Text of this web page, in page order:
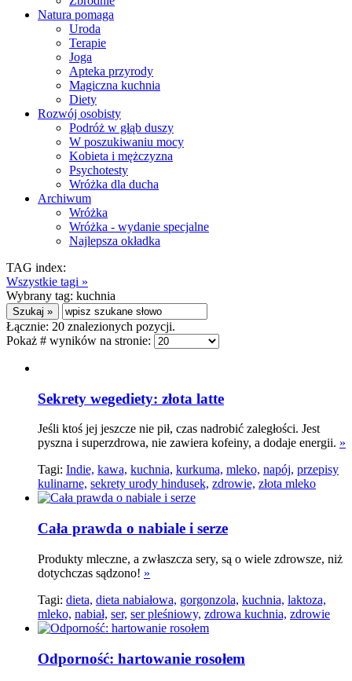
Natura pomaga
Uroda
Terapie
Joga
Apteka przyrody
Magiczna kuchnia
Diety
Rozwój osobisty
Podróż w głąb duszy
W poszukiwaniu mocy
Kobieta i mężczyzna
Psychotesty
Wróżka dla ducha
Archiwum
Wróżka
Wróżka - wydanie specjalne
Najlepsza okładka
TAG index:
Wszystkie tagi »
Wybrany tag: kuchnia
Łącznie: 20 znalezionych pozycji.
Pokaż # wyników na stronie:
Sekrety wegediety: złota latte
Jeśli ktoś jej jeszcze nie pił, czas nadrobić zaległości. Jest
pyszna i superzdrowa, nie zawiera kofeiny, a dodaje energii. »
Tagi: Indie, kawa, kuchnia, kurkuma, mleko, napój, przepisy
kulinarne, sekrety urody hindusek, zdrowie, złota mleko
Cała prawda o nabiale i serze
Produkty mleczne, a zwłaszcza sery, są o wiele zdrowsze, niż
dotychczas sądzono! »
Tagi: dieta, dieta nabiałowa, gorgonzola, kuchnia, laktoza,
mleko, nabiał, ser, ser pleśniowy, zdrowa kuchnia, zdrowie
Odporność: hartowanie rosołem